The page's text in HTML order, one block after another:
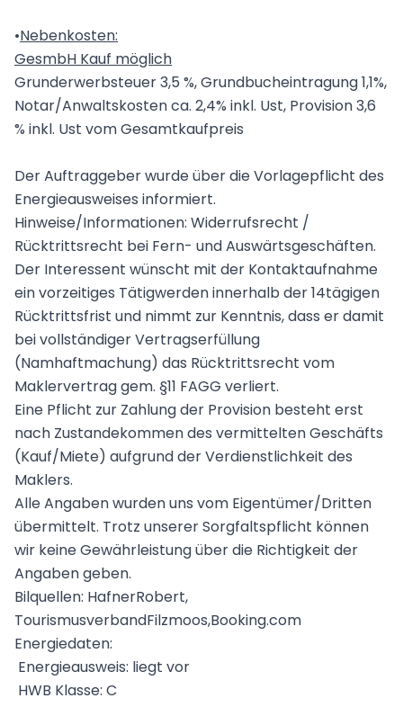
•Nebenkosten:
GesmbH Kauf möglich
Grunderwerbsteuer 3,5 %, Grundbucheintragung 1,1%,
Notar/Anwaltskosten ca. 2,4% inkl. Ust, Provision 3,6
% inkl. Ust vom Gesamtkaufpreis
Der Auftraggeber wurde über die Vorlagepflicht des
Energieausweises informiert.
Hinweise/Informationen: Widerrufsrecht /
Rücktrittsrecht bei Fern- und Auswärtsgeschäften.
Der Interessent wünscht mit der Kontaktaufnahme
ein vorzeitiges Tätigwerden innerhalb der 14tägigen
Rücktrittsfrist und nimmt zur Kenntnis, dass er damit
bei vollständiger Vertragserfüllung
(Namhaftmachung) das Rücktrittsrecht vom
Maklervertrag gem. §11 FAGG verliert.
Eine Pflicht zur Zahlung der Provision besteht erst
nach Zustandekommen des vermittelten Geschäfts
(Kauf/Miete) aufgrund der Verdienstlichkeit des
Maklers.
Alle Angaben wurden uns vom Eigentümer/Dritten
übermittelt. Trotz unserer Sorgfaltspflicht können
wir keine Gewährleistung über die Richtigkeit der
Angaben geben.
Bilquellen: HafnerRobert,
TourismusverbandFilzmoos,Booking.com
Energiedaten:
Energieausweis: liegt vor
HWB Klasse: C